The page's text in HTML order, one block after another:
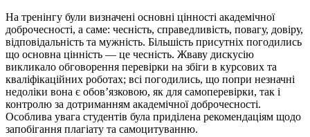
На тренінгу були визначені основні цінності академічної
доброчесності, а саме: чесність, справедливість, повагу, довіру,
відповідальність та мужність. Більшість присутніх погодились
що основна цінність — це чесність. Жваву дискусію
викликало обговорення перевірки на збіги в курсових та
кваліфікаційних роботах; всі погодились, що попри незначні
недоліки вона є обов’язковою, як для самоперевірки, так і
контролю за дотриманням академічної доброчесності.
Особлива увага студентів була приділена рекомендаціям щодо
запобігання плагіату та самоцитуванню.